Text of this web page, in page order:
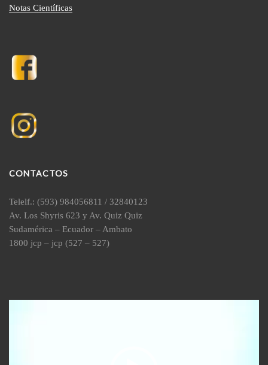
Notas Científicas
CONTACTOS
Telelf.: (593) 984056811 / 32840123
Av. Los Shyris 623 y Av. Quiz Quiz
Sudamérica – Ecuador – Ambato
1800 jcp – jcp (527 – 527)